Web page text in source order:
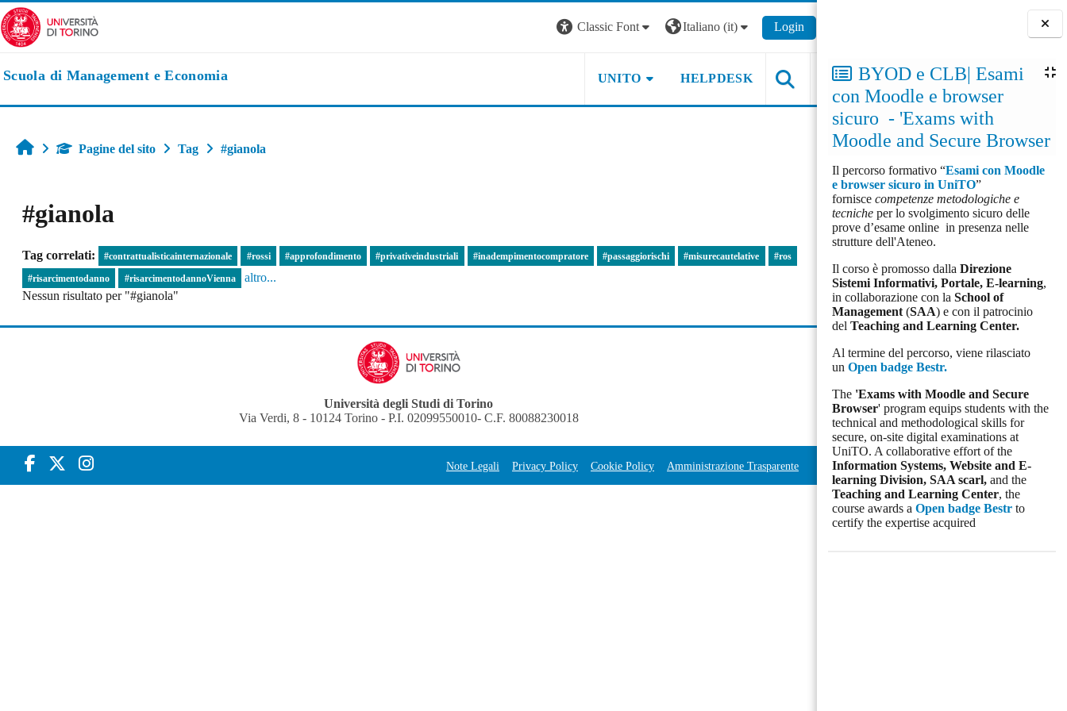
Vai al contenuto principale
Blocchi
BYOD e CLB| Esami
con Moodle e browser
sicuro - 'Exams with
Moodle and Secure Browser
Il percorso formativo “Esami con Moodle
e browser sicuro in UniTO”
forniscecompetenze metodologiche e
tecniche per lo svolgimento sicuro delle
prove d’esame online in presenza nelle
strutture dell'Ateneo.
Il corso è promosso dallaDirezione
Sistemi Informativi, Portale, E-learning,
in collaborazione con laSchool of
Management (SAA) e con il patrocinio
delTeaching and Learning Center.
Al termine del percorso, viene rilasciato
unOpen badge Bestr.
The 'Exams with Moodle and Secure
Browser' program equips students with the
technical and methodological skills for
secure, on-site digital examinations at
UniTO. A collaborative effort of the
Information Systems, Website and E-
learning Division, SAA scarl,and the
Teaching and Learning Center, the
course awards aOpen badge Bestr to
certify the expertise acquired
Classic Font Italiano ‎(it)‎ Login
Scuola di Management e Economia UNITO HELPDESK
HomePagine del sito Tag #gianola
#gianola
Tag correlati: #contrattualisticainternazionale #rossi #approfondimento #privativeindustriali #inadempimentocompratore #passaggiorischi #misurecautelative
#ros
#risarcimentodanno
#risarcimentodannoVienna
altro...
Nessun risultato per "#gianola"
Università degli Studi di Torino
Via Verdi, 8 - 10124 Torino - P.I. 02099550010- C.F. 80088230018
Note Legali Privacy Policy Cookie Policy Amministrazione Trasparente